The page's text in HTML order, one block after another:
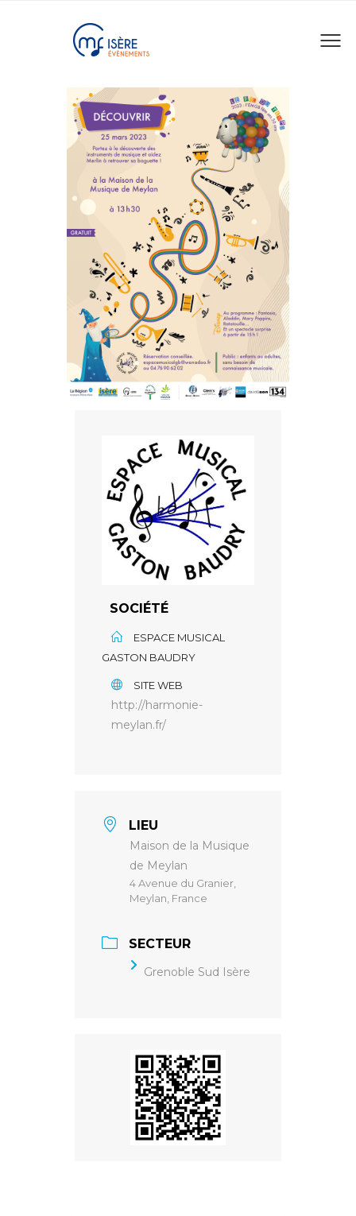
SOCIÉTÉ
ESPACE MUSICAL
GASTON BAUDRY
SITE WEB
http://harmonie-
meylan.fr/
LIEU
Maison de la Musique
de Meylan
4 Avenue du Granier,
Meylan, France
SECTEUR
Grenoble Sud Isère